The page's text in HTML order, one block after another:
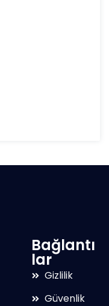
Bağlantı
lar
Gizlilik
Güvenlik